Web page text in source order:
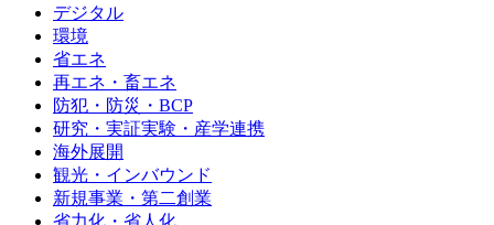
デジタル
環境
省エネ
再エネ・畜エネ
防犯・防災・BCP
研究・実証実験・産学連携
海外展開
観光・インバウンド
新規事業・第二創業
省力化・省人化